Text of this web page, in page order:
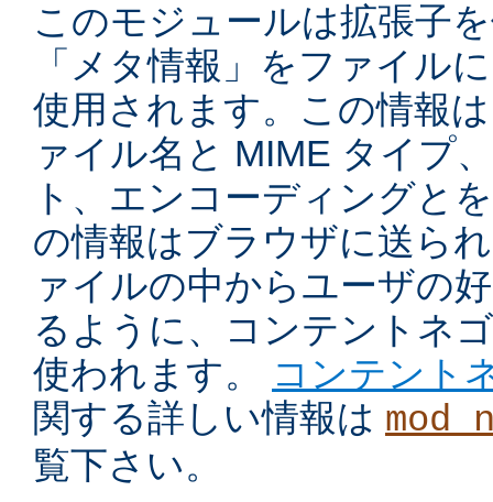
このモジュールは拡張子
「メタ情報」をファイル
使用されます。この情報
ァイル名と MIME タイプ
ト、エンコーディングと
の情報はブラウザに送ら
ァイルの中からユーザの
るように、コンテントネ
使われます。
コンテント
関する詳しい情報は
覧下さい。